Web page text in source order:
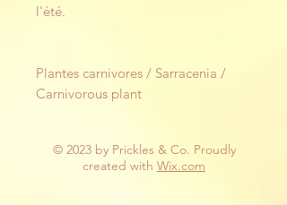
l'été.
Plantes carnivores / Sarracenia /
Carnivorous plant
© 2023 by Prickles & Co. Proudly
created with Wix.com